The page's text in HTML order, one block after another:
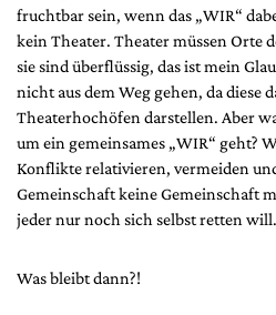
fruchtbar sein, wenn das „WIR“
kein Theater. Theater müssen Orte
sie sind überflüssig, das ist mein
nicht aus dem Weg gehen, da diese
Theaterhochöfen darstellen. Aber
um ein gemeinsames „WIR“ geht?
Konflikte relativieren, vermeiden
Gemeinschaft keine Gemeinschaft
jeder nur noch sich selbst retten will.
Was bleibt dann?!